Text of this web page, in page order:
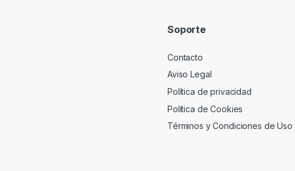
Soporte
Contacto
Aviso Legal
Política de privacidad
Política de Cookies
Términos y Condiciones de Uso